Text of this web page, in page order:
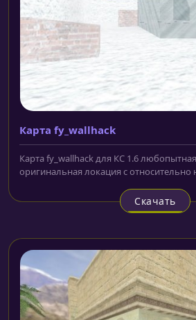
Карта fy_wallhack
Карта fy_wallhack для КС 1.6
оригинальная локация с
Скачать